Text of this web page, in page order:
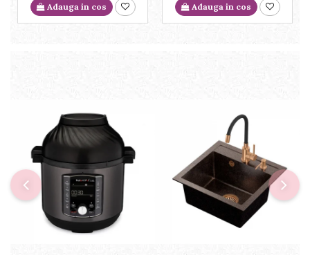
Adauga in cos Adauga in cos